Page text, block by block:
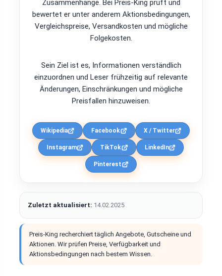
Zusammenhänge. Bei Preis-King prüft und
bewertet er unter anderem Aktionsbedingungen,
Vergleichspreise, Versandkosten und mögliche
Folgekosten.
Sein Ziel ist es, Informationen verständlich
einzuordnen und Leser frühzeitig auf relevante
Änderungen, Einschränkungen und mögliche
Preisfallen hinzuweisen.
Wikipedia Facebook X / Twitter
Instagram TikTok LinkedIn
Pinterest
Zuletzt aktualisiert: 14.02.2025
Preis-King recherchiert täglich Angebote, Gutscheine und
Aktionen. Wir prüfen Preise, Verfügbarkeit und
Aktionsbedingungen nach bestem Wissen.